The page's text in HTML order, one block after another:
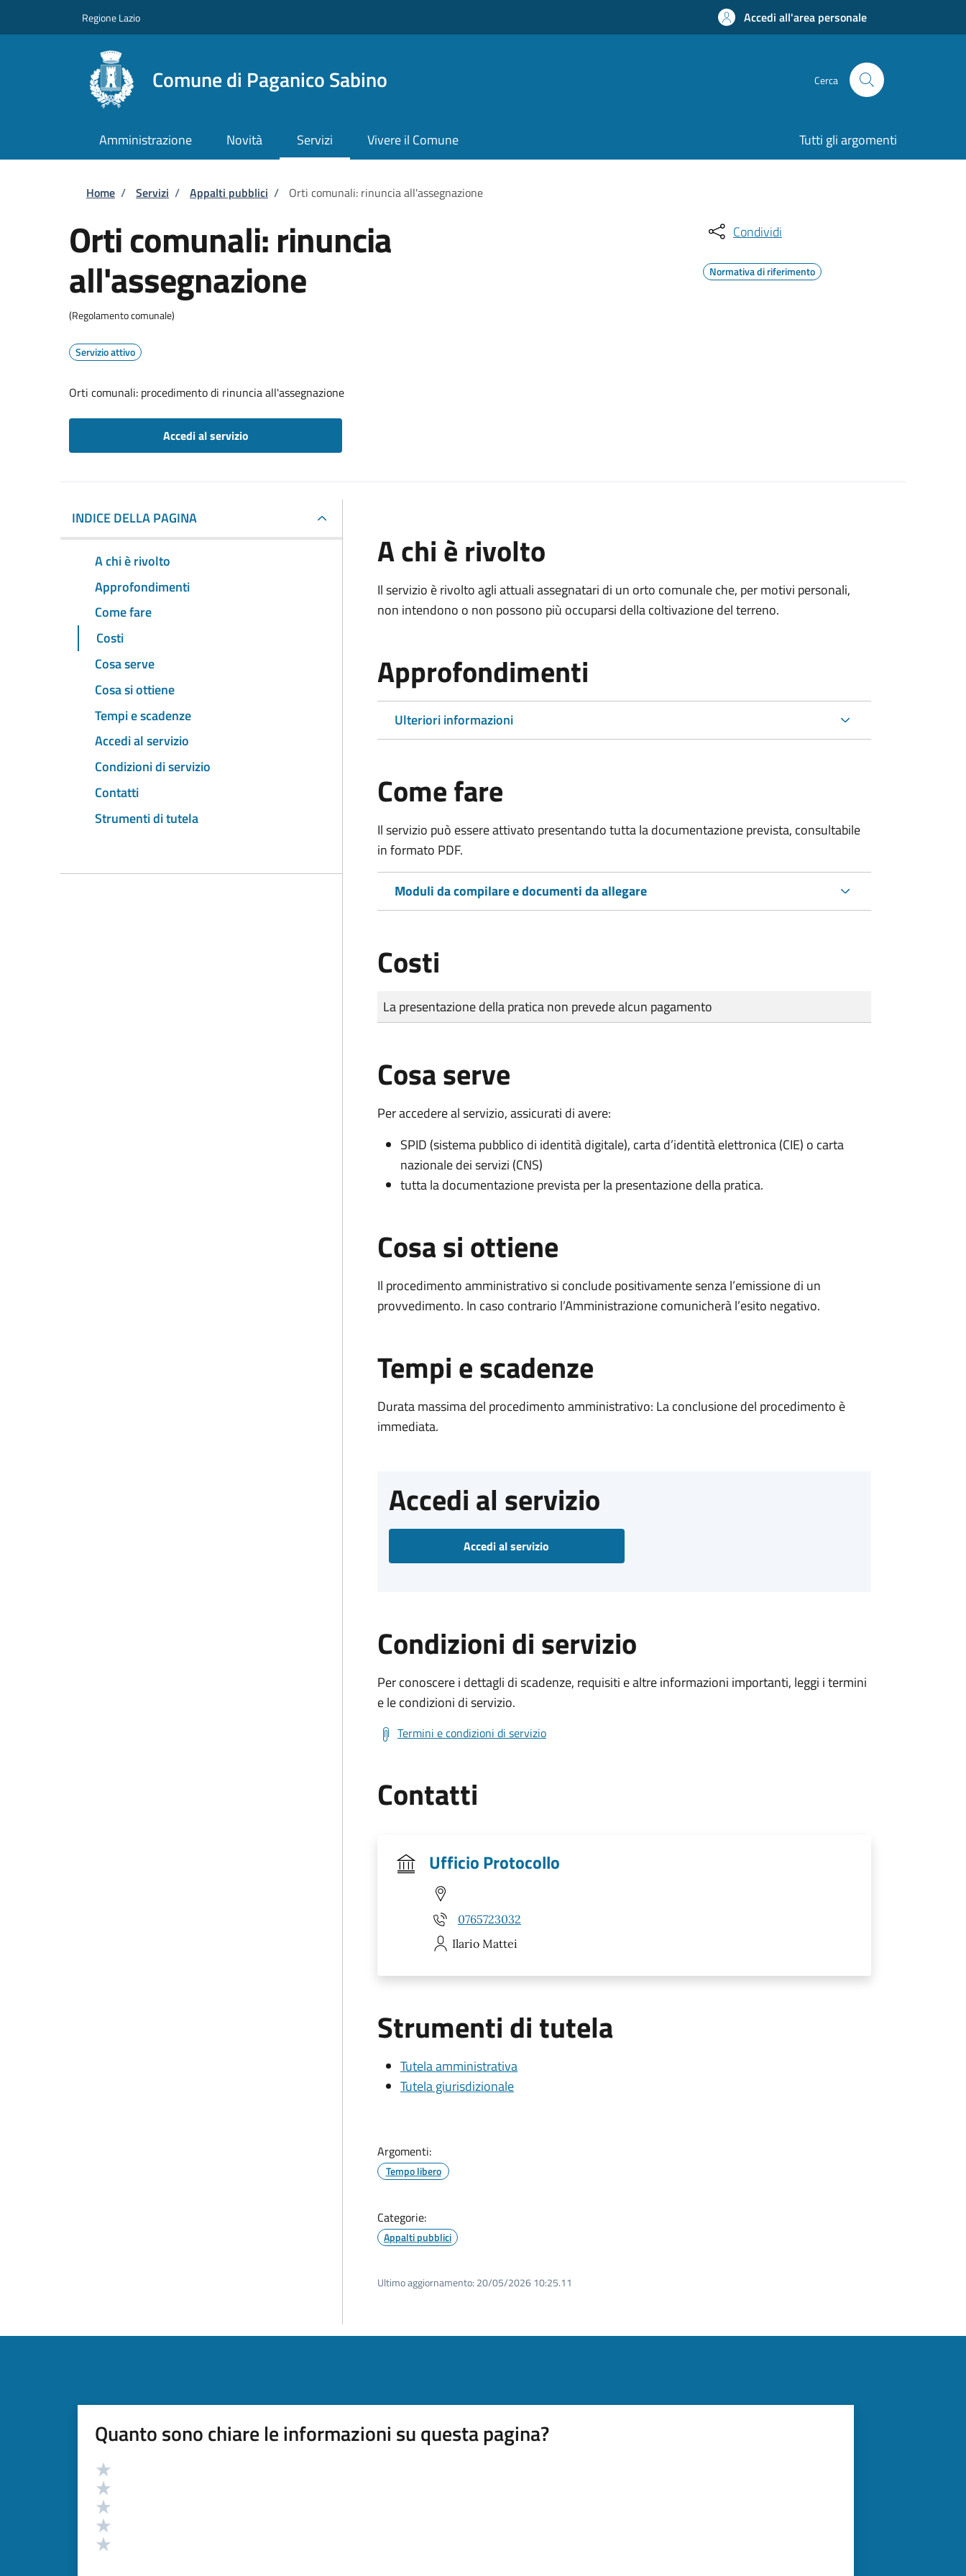
Regione Lazio Accedi all'area personale
Comune di Paganico Sabino Cerca
Amministrazione Novità Servizi Vivere il Comune Tutti gli argomenti
Briciole di pane
Home / Servizi / Appalti pubblici / Orti comunali: rinuncia all'assegnazione
Orti comunali: rinuncia
all'assegnazione
(Regolamento comunale)
Servizio attivo
Orti comunali: procedimento di rinuncia all'assegnazione
Accedi al servizio
Condividi
Normativa di riferimento
INDICE DELLA PAGINA
A chi è rivolto
Approfondimenti
Come fare
Costi
Cosa serve
Cosa si ottiene
Tempi e scadenze
Accedi al servizio
Condizioni di servizio
Contatti
Strumenti di tutela
A chi è rivolto
Il servizio è rivolto agli attuali assegnatari di un orto comunale che, per motivi personali,
non intendono o non possono più occuparsi della coltivazione del terreno.
Approfondimenti
Ulteriori informazioni
Come fare
Il servizio può essere attivato presentando tutta la documentazione prevista, consultabile
in formato PDF.
Moduli da compilare e documenti da allegare
Costi
Tipo di pagamento
Importo
La presentazione della pratica non prevede alcun pagamento
Cosa serve
Per accedere al servizio, assicurati di avere:
SPID (sistema pubblico di identità digitale), carta d’identità elettronica (CIE) o carta
nazionale dei servizi (CNS)
tutta la documentazione prevista per la presentazione della pratica.
Cosa si ottiene
Il procedimento amministrativo si conclude positivamente senza l’emissione di un
provvedimento. In caso contrario l’Amministrazione comunicherà l’esito negativo.
Tempi e scadenze
Durata massima del procedimento amministrativo: La conclusione del procedimento è
immediata.
Accedi al servizio
Accedi al servizio
Condizioni di servizio
Per conoscere i dettagli di scadenze, requisiti e altre informazioni importanti, leggi i termini
e le condizioni di servizio.
Termini e condizioni di servizio
Contatti
Ufficio Protocollo
0765723032
Ilario Mattei
Strumenti di tutela
Tutela amministrativa
Tutela giurisdizionale
Argomenti:
Tempo libero
Categorie:
Appalti pubblici
Ultimo aggiornamento: 20/05/2026 10:25.11
Quanto sono chiare le informazioni su questa pagina?
Valutazione